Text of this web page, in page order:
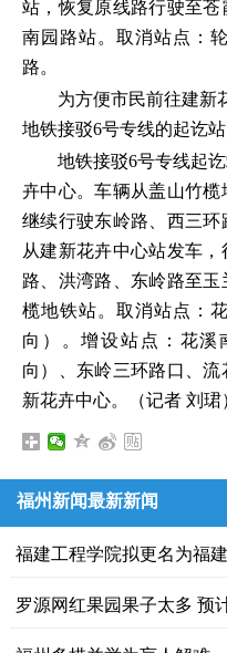
站，恢复原线路行驶至
南园路站。取消站点：
路。
为方便市民前往建新
地铁接驳6号专线的起讫站
地铁接驳6号专线起
卉中心。车辆从盖山竹榄
继续行驶东岭路、西三
从建新花卉中心站发车
路、洪湾路、东岭路至
榄地铁站。取消站点：
向）。增设站点：花溪
向）、东岭三环路口、
新花卉中心。（记者 刘珺
福州新闻最新新闻
福建工程学院拟更名为福
罗源网红果园果子太多 预